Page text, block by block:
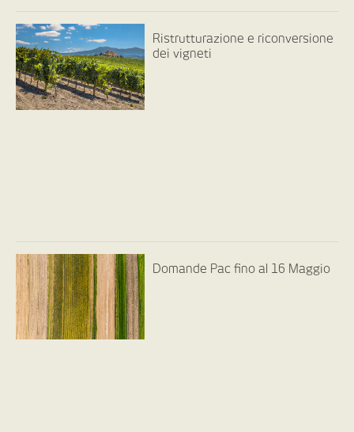
Ristrutturazione e riconversione
dei vigneti
Domande Pac fino al 16 Maggio